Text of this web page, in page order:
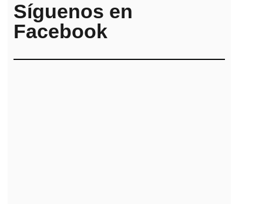
Síguenos en
Facebook